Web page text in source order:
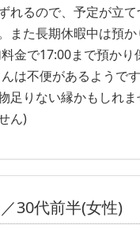
れるので、予定が立て
また長期休暇中は預
金で17:00まで預かり
は不便があるようで
足りない縁かもしれ
ん)
30代前半(女性)